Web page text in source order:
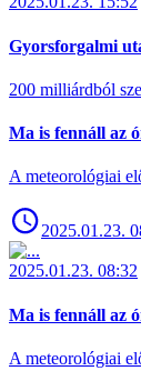
Gyorsforgalmi
200 milliárdból
Ma is fennáll az
A meteorológiai
2025.01.23.
2025.01.23. 08:32
Ma is fennáll az
A meteorológiai